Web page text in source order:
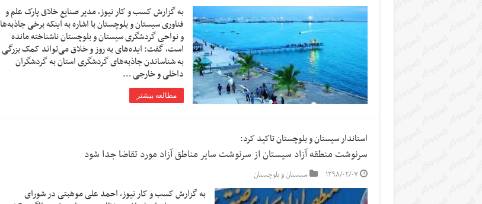
به گزارش کسب و کار نیوز، مدیر صنایع خلاق پارک علم و
فناوری سیستان و بلوچستان با اشاره به اینکه برخی جاذبه‌ها
و نواحی گردشگری سیستان و بلوچستان ناشناخته مانده
است، گفت: ایده‌های به روز و خلاق می‌تواند کمک بزرگی
به شناساندن جاذبه‌های گردشگری استان به گردشگران
داخلی و خارجی …
مطالعه بیشتر
استاندار سیستان و بلوچستان تاکید کرد:
سرنوشت منطقه آزاد سیستان از سرنوشت سایر مناطق آزاد مورد تقاضا جدا شود
۱۳۹۸/۰۲/۰۷ سیستان و بلوچستان
به گزارش کسب و کار نیوز، احمد علی موهبتی در شورای